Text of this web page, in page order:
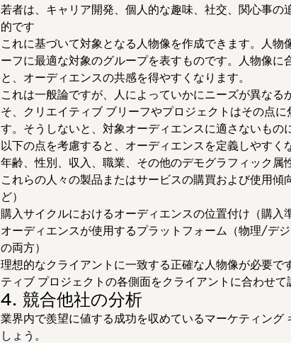
若者は、キャリア開発、個人的な趣味、社交、関心事の
的です
これに基づいて対象となる人物像を作成できます。人物
ーフに最適な対象のグループを表すものです。人物像に
と、オーディエンスの共感を得やすくなります。
これは一般論ですが、人によっていかにニーズが異なる
そ、クリエイティブ ブリーフやプロジェクトはその点
す。そうしないと、対象オーディエンスに適さないもの
以下の点を考慮すると、オーディエンスを定義しやすく
年齢、性別、収入、職業、その他のデモグラフィック属
これらの人々の製品またはサービスの購買および使用傾
ど）
購入サイクルにおけるオーディエンスの位置付け（購入
オーディエンスが使用するプラットフォーム（物理/デ
の両方）
理想的なクライアントに一致する正確な人物像が必要で
ティブ プロジェクトの各側面をクライアントに合わせて
4. 競合他社の分析
業界内で羨望に値する成功を収めているマーケティング
しょう。